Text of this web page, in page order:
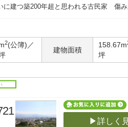
建つ築200年超と思われる古民家 傷み
2(公簿)／
建物面積
158.67m
坪
▶詳しく